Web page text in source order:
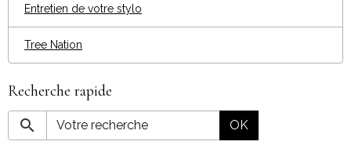
Entretien de votre stylo
Tree Nation
Recherche rapide
OK